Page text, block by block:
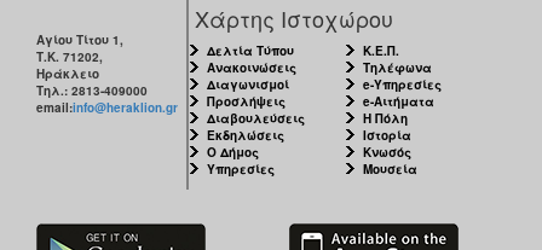
Αγίου Τίτου 1,
Τ.Κ. 71202,
Ηράκλειο
Τηλ.: 2813-409000
email:info@heraklion.gr
Χάρτης Ιστοχώρου
Δελτία Τύπου
Ανακοινώσεις
Διαγωνισμοί
Προσλήψεις
Διαβουλεύσεις
Εκδηλώσεις
Ο Δήμος
Υπηρεσίες
Κ.Ε.Π.
Τηλέφωνα
e-Υπηρεσίες
e-Αιτήματα
Η Πόλη
Ιστορία
Κνωσός
Μουσεία